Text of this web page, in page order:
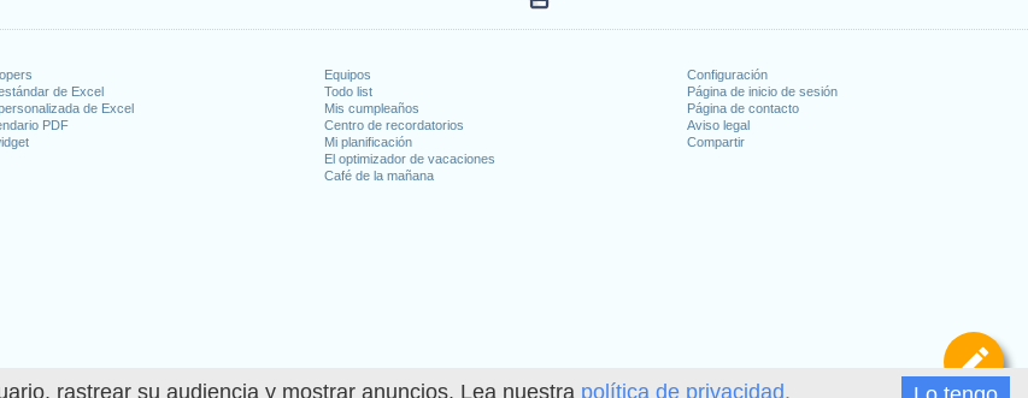
rastrear su audiencia y mostrar anuncios. Lea nuestra política de privacidad.
de Excel
de Excel
PDF
Equipos
Todo list
Mis cumpleaños
Centro de recordatorios
Mi planificación
El optimizador de vacaciones
Café de la mañana
Configuración
Página de inicio de sesión
Página de contacto
Aviso legal
Compartir